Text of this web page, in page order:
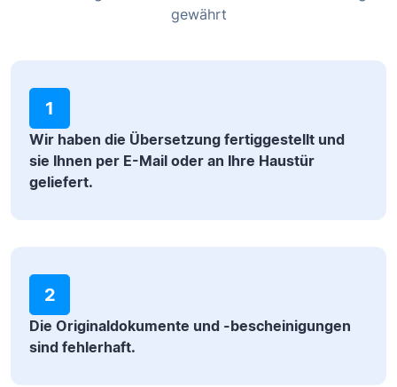
gewährt
1
Wir haben die Übersetzung fertiggestellt und
sie Ihnen per E-Mail oder an Ihre Haustür
geliefert.
2
Die Originaldokumente und -bescheinigungen
sind fehlerhaft.